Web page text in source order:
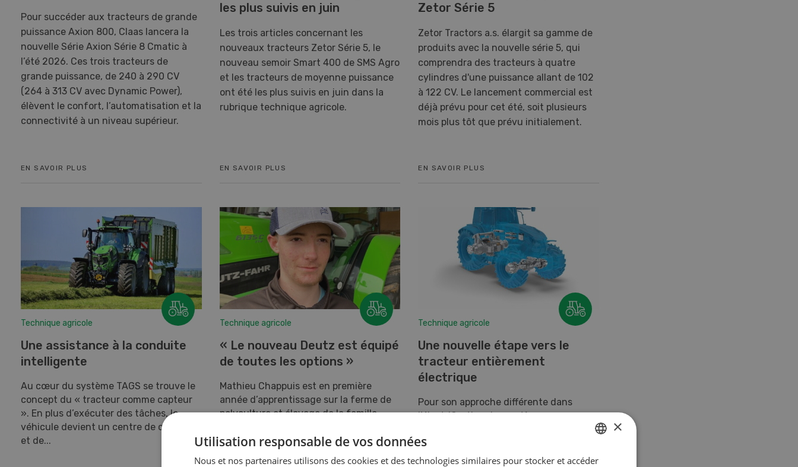
Pour succéder aux tracteurs de grande
puissance Axion 800, Claas lancera la
nouvelle Série Axion Série 8 Cmatic à
l’été 2026. Ces trois tracteurs de
grande puissance, de 240 à 290 CV
(264 à 313 CV avec Dynamic Power),
élèvent le confort, l’automatisation et la
connectivité à un niveau supérieur.
EN SAVOIR PLUS
les plus suivis en juin
Les trois articles concernant les
nouveaux tracteurs Zetor Série 5, le
nouveau semoir Smart 400 de SMS Agro
et les tracteurs de moyenne puissance
ont été les plus suivis en juin dans la
rubrique technique agricole.
EN SAVOIR PLUS
Zetor Série 5
Zetor Tractors a.s. élargit sa gamme de
produits avec la nouvelle série 5, qui
comprendra des tracteurs à quatre
cylindres d'une puissance allant de 102
à 122 CV. Le lancement commercial est
déjà prévu pour cet été, soit plusieurs
mois plus tôt que prévu initialement.
EN SAVOIR PLUS
Technique agricole
Une assistance à la conduite
intelligente
Au cœur du système TAGS se trouve le
concept du « tracteur comme capteur
». En plus d’exécuter des tâches, le
véhicule devient un centre de collecte
et de...
Technique agricole
« Le nouveau Deutz est équipé
de toutes les options »
Mathieu Chappuis est en première
année d’apprentissage sur la ferme de
polyculture et élevage de la famille
Technique agricole
Une nouvelle étape vers le
tracteur entièrement
électrique
Pour son approche différente dans
l’électrification des systèmes
du constructeur ZF a reçu le Systems
&amp; Componen...
GERMAN
×
Utilisation responsable de vos données
Nous et nos partenaires utilisons des cookies et des technologies similaires pour stocker et accéder